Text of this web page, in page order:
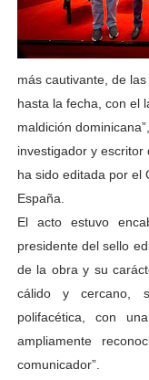
más cautivante, de
hasta la fecha, con el
maldición
investigador y escritor
ha sido editada por el
España.
El acto estuvo
presidente del sello
de la obra y su
cálido y cercano,
polifacética, con
ampliamente
comunicador”.